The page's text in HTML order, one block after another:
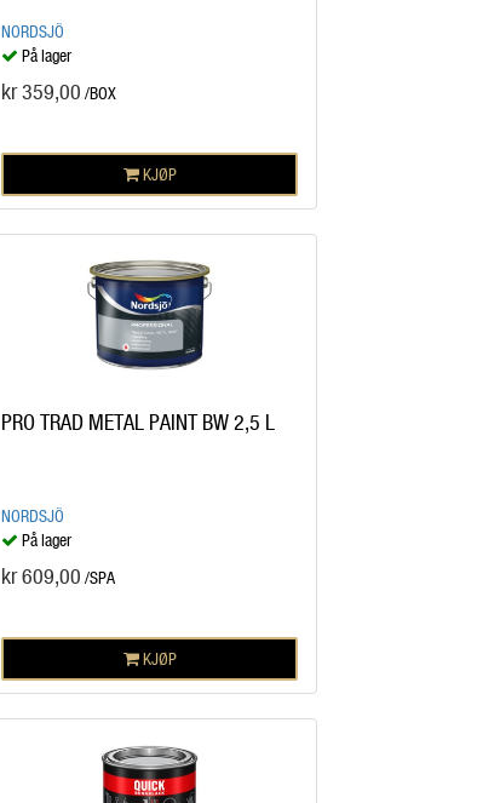
NORDSJÖ
På lager
kr 359,00 /BOX
KJØP
PRO TRAD METAL PAINT BW 2,5 L
NORDSJÖ
På lager
kr 609,00 /SPA
KJØP